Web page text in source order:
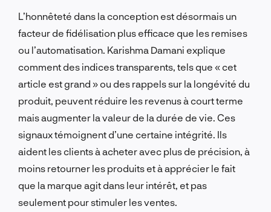
L’honnêteté dans la conception est désormais un
facteur de fidélisation plus efficace que les remises
ou l’automatisation. Karishma Damani explique
comment des indices transparents, tels que « cet
article est grand » ou des rappels sur la longévité du
produit, peuvent réduire les revenus à court terme
mais augmenter la valeur de la durée de vie. Ces
signaux témoignent d’une certaine intégrité. Ils
aident les clients à acheter avec plus de précision, à
moins retourner les produits et à apprécier le fait
que la marque agit dans leur intérêt, et pas
seulement pour stimuler les ventes.